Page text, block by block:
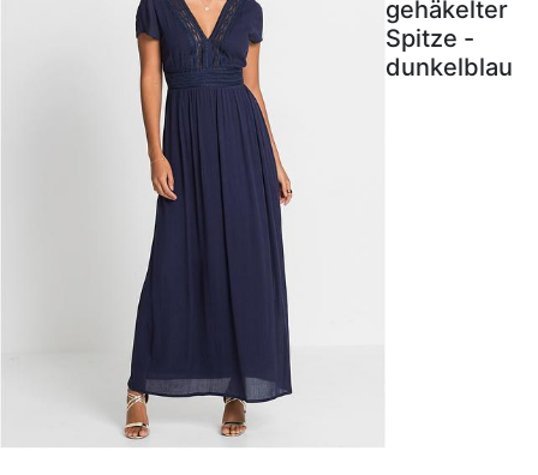
gehäkelter
Spitze -
dunkelblau